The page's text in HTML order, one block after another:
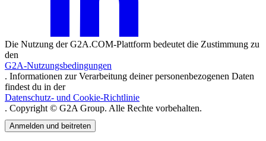
Die Nutzung der G2A.COM-Plattform bedeutet die Zustimmung zu
den
G2A-Nutzungsbedingungen
. Informationen zur Verarbeitung deiner personenbezogenen Daten
findest du in der
Datenschutz- und Cookie-Richtlinie
. Copyright © G2A Group. Alle Rechte vorbehalten.
Anmelden und beitreten